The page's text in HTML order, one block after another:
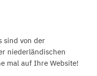
sind von der
niederländischen
mal auf Ihre Website!